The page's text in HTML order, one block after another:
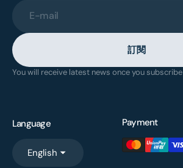
E-mail
訂閱
You will receive latest news once you subscribe
Language
English
Payment